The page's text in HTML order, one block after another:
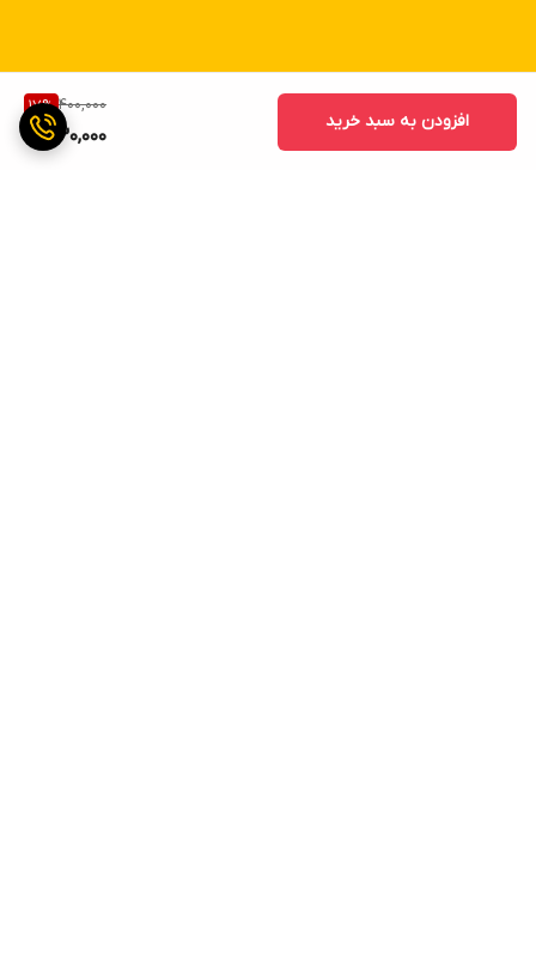
400,000
17%
330,000
افزودن به سبد خرید